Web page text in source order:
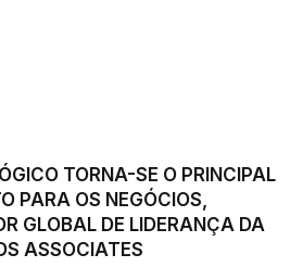
TORNA-SE O PRINCIPAL
PARA OS NEGÓCIOS,
GLOBAL DE LIDERANÇA DA
ASSOCIATES